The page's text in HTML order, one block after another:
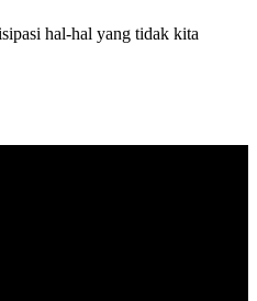
hal-hal yang tidak kita